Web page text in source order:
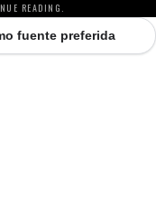
READING.
fuente preferida